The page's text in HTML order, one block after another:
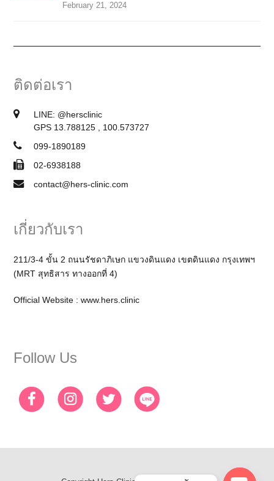
February 21, 2024
ติดต่อเรา
LINE: @hersclinic
GPS 13.788125 , 100.573727
099-1890189
02-6938188
contact@hers-clinic.com
เกี่ยวกับเรา
211/3-4 ขั้น 2 ถนนรัชดาภิเษก แขวงดินแดง เขตดินแดง กรุงเทพฯ
(MRT สุทธิสาร ทางออกที่ 4)
Official Website :www.hers.clinic
Follow Us